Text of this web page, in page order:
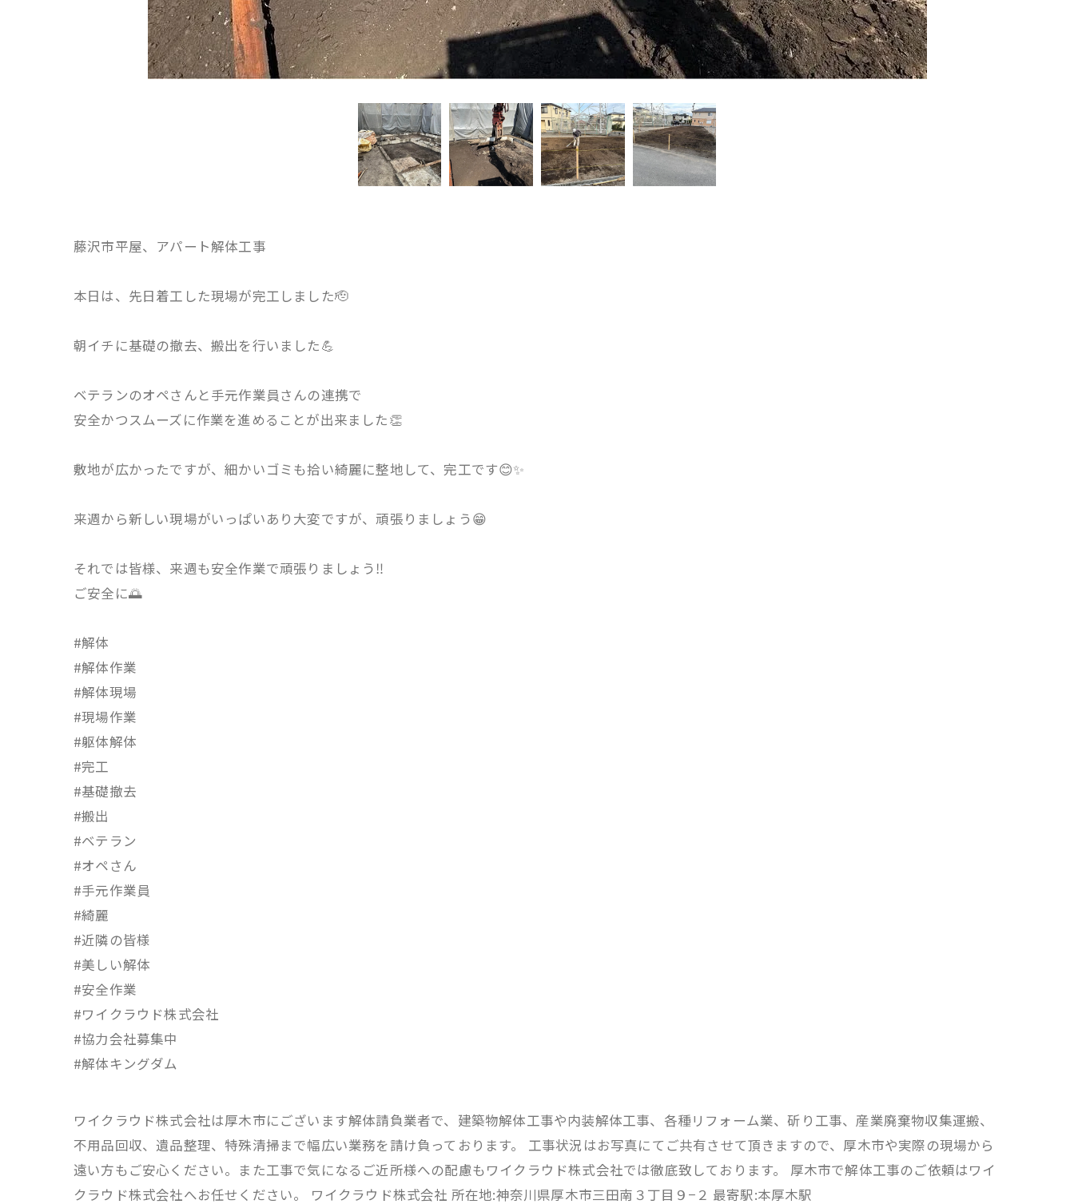
藤沢市平屋、アパート解体工事
本日は、先日着工した現場が完工しました🫡
朝イチに基礎の撤去、搬出を行いました💪
ベテランのオペさんと手元作業員さんの連携で
安全かつスムーズに作業を進めることが出来ました👏
敷地が広かったですが、細かいゴミも拾い綺麗に整地して、完工です😊✨
来週から新しい現場がいっぱいあり大変ですが、頑張りましょう😁
それでは皆様、来週も安全作業で頑張りましょう‼️
ご安全に🌅
#解体
#解体作業
#解体現場
#現場作業
#躯体解体
#完工
#基礎撤去
#搬出
#ベテラン
#オペさん
#手元作業員
#綺麗
#近隣の皆様
#美しい解体
#安全作業
#ワイクラウド株式会社
#協力会社募集中
#解体キングダム
ワイクラウド株式会社は厚木市にございます解体請負業者で、建築物解体工事や内装解体工事、各種リフォーム業、斫り工事、産業廃棄物収集運搬、
不用品回収、遺品整理、特殊清掃まで幅広い業務を請け負っております。 工事状況はお写真にてご共有させて頂きますので、厚木市や実際の現場から
遠い方もご安心ください。また工事で気になるご近所様への配慮もワイクラウド株式会社では徹底致しております。 厚木市で解体工事のご依頼はワイ
クラウド株式会社へお任せください。 ワイクラウド株式会社 所在地:神奈川県厚木市三田南３丁目９−２ 最寄駅:本厚木駅